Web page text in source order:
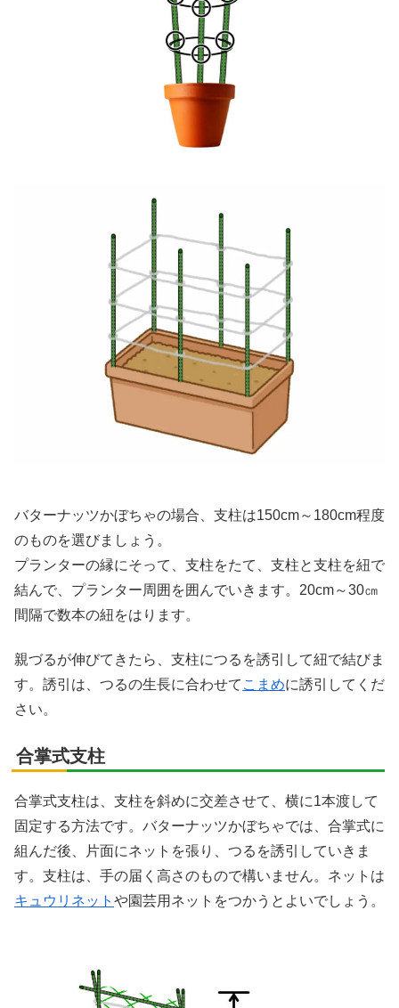
バターナッツかぼちゃの場合、支柱は150cm～180cm程度
のものを選びましょう。
プランターの縁にそって、支柱をたて、支柱と支柱を紐で
結んで、プランター周囲を囲んでいきます。20cm～30㎝
間隔で数本の紐をはります。
親づるが伸びてきたら、支柱につるを誘引して紐で結びま
す。誘引は、つるの生長に合わせて こまめに誘引してくだ
さい。
合掌式支柱
合掌式支柱は、支柱を斜めに交差させて、横に1本渡して
固定する方法です。バターナッツかぼちゃでは、合掌式に
組んだ後、片面にネットを張り、つるを誘引していきま
す。支柱は、手の届く高さのもので構いません。ネットは
キュウリネット や園芸用ネットをつかうとよいでしょう。